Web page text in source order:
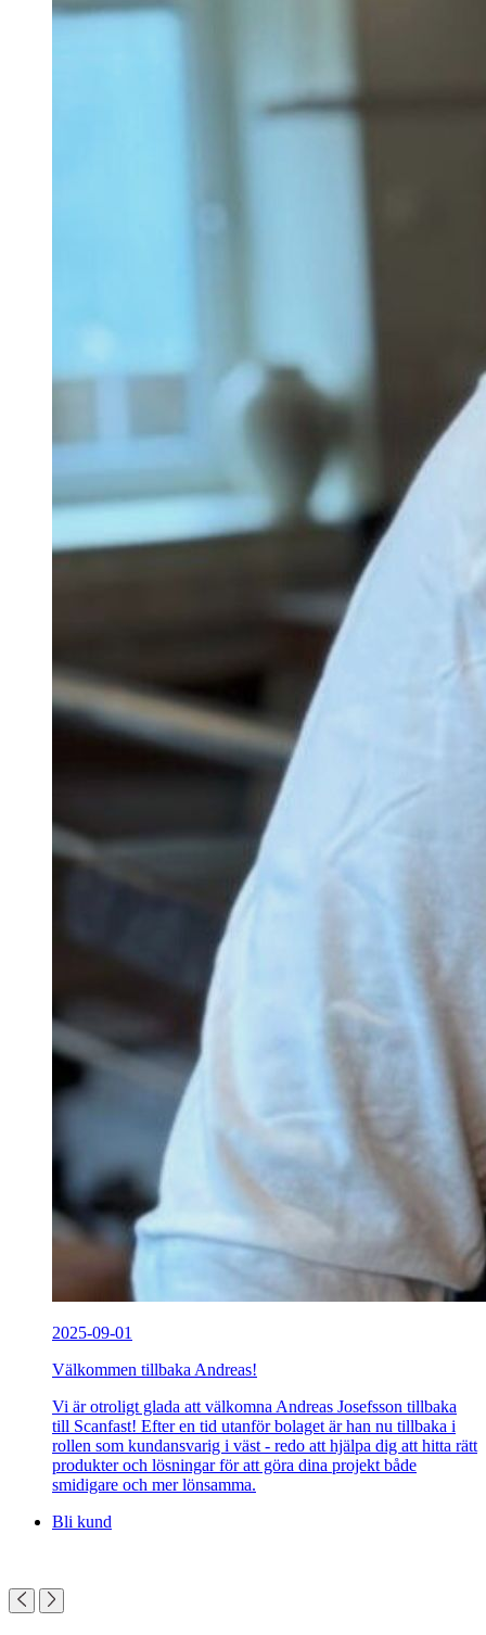
2025-09-01
Välkommen tillbaka Andreas!
Vi är otroligt glada att välkomna Andreas Josefsson tillbaka
till Scanfast! Efter en tid utanför bolaget är han nu tillbaka i
rollen som kundansvarig i väst - redo att hjälpa dig att hitta rätt
produkter och lösningar för att göra dina projekt både
smidigare och mer lönsamma.
Bli kund